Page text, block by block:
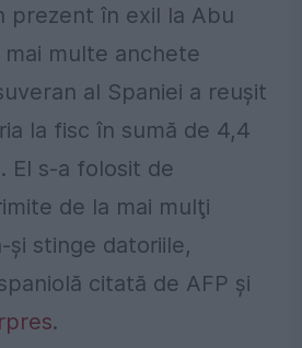
prezent în exil la Abu
multe anchete
al Spaniei a reuşit
la fisc în sumă de 4,4
El s-a folosit de
de la mai mulţi
stinge datoriile,
citată de AFP și
.